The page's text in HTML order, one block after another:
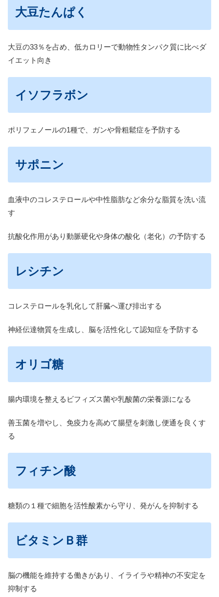
大豆たんぱく
大豆の33％を占め、低カロリーで動物性タンパク質に比べダ
イエット向き
イソフラボン
ポリフェノールの1種で、ガンや骨粗鬆症を予防する
サポニン
血液中のコレステロールや中性脂肪など余分な脂質を洗い流
す
抗酸化作用があり動脈硬化や身体の酸化（老化）の予防する
レシチン
コレステロールを乳化して肝臓へ運び排出する
神経伝達物質を生成し、脳を活性化して認知症を予防する
オリゴ糖
腸内環境を整えるビフィズス菌や乳酸菌の栄養源になる
善玉菌を増やし、免疫力を高めて腸壁を刺激し便通を良くす
る
フィチン酸
糖類の１種で細胞を活性酸素から守り、発がんを抑制する
ビタミンＢ群
脳の機能を維持する働きがあり、イライラや精神の不安定を
抑制する